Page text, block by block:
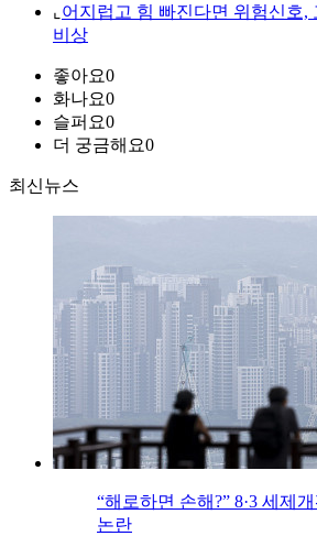
⌞ 어지럽고 힘 빠진다면 위험신호,
비상
좋아요0
화나요0
슬퍼요0
더 궁금해요0
최신뉴스
“해로하면 손해?” 8·3 세제
논란